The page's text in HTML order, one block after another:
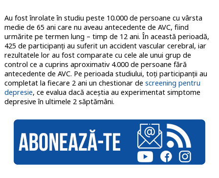
Au fost înrolate în studiu peste 10.000 de persoane cu vârsta
medie de 65 ani care nu aveau antecedente de AVC, fiind
urmărite pe termen lung – timp de 12 ani. În această perioadă,
425 de participanți au suferit un accident vascular cerebral, iar
rezultatele lor au fost comparate cu cele ale unui grup de
control ce a cuprins aproximativ 4.000 de persoane fără
antecedente de AVC. Pe perioada studiului, toți participanții au
completat la fiecare 2 ani un chestionar de screening pentru
depresie, ce evalua dacă aceștia au experimentat simptome
depresive în ultimele 2 săptămâni.